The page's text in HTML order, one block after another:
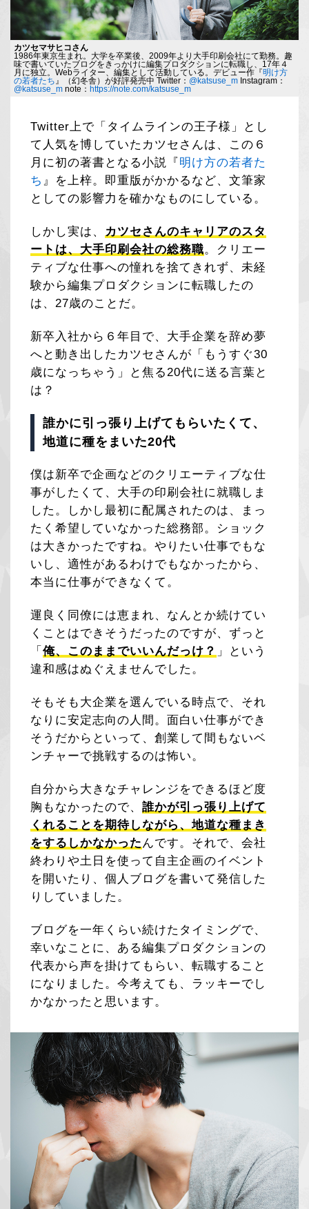
カツセマサヒコさん
1986年東京生まれ。大学を卒業後、2009年より大手印刷会社にて勤務。趣
味で書いていたブログをきっかけに編集プロダクションに転職し、17年４
月に独立。Webライター、編集として活動している。デビュー作『明け方
の若者たち』（幻冬舎）が好評発売中 Twitter： @katsuse_m Instagram：
@katsuse_m note： https://note.com/katsuse_m
Twitter上で「タイムラインの王子様」とし
て人気を博していたカツセさんは、この６
月に初の著書となる小説『明け方の若者た
ち 』を上梓。即重版がかかるなど、文筆家
としての影響力を確かなものにしている。
しかし実は、 カツセさんのキャリアのスタ
ートは、大手印刷会社の総務職。クリエー
ティブな仕事への憧れを捨てきれず、未経
験から編集プロダクションに転職したの
は、27歳のことだ。
新卒入社から６年目で、大手企業を辞め夢
へと動き出したカツセさんが「もうすぐ30
歳になっちゃう」と焦る20代に送る言葉と
は？
誰かに引っ張り上げてもらいたくて、
地道に種をまいた20代
僕は新卒で企画などのクリエーティブな仕
事がしたくて、大手の印刷会社に就職しま
した。しかし最初に配属されたのは、まっ
たく希望していなかった総務部。ショック
は大きかったですね。やりたい仕事でもな
いし、適性があるわけでもなかったから、
本当に仕事ができなくて。
運良く同僚には恵まれ、なんとか続けてい
くことはできそうだったのですが、ずっと
「俺、このままでいいんだっけ？ 」という
違和感はぬぐえませんでした。
そもそも大企業を選んでいる時点で、それ
なりに安定志向の人間。面白い仕事ができ
そうだからといって、創業して間もないベ
ンチャーで挑戦するのは怖い。
自分から大きなチャレンジをできるほど度
胸もなかったので、誰かが引っ張り上げて
くれることを期待しながら、地道な種まき
をするしかなかったんです。それで、会社
終わりや土日を使って自主企画のイベント
を開いたり、個人ブログを書いて発信した
りしていました。
ブログを一年くらい続けたタイミングで、
幸いなことに、ある編集プロダクションの
代表から声を掛けてもらい、転職すること
になりました。今考えても、ラッキーでし
かなかったと思います。